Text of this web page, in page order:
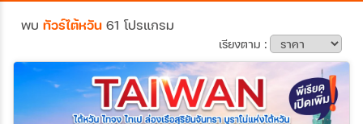
ประเทศ
พบ ทัวร์ไต้หวัน 61 โปรแกรม
เรียงตาม :